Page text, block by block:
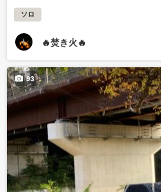
ソロ
🔥焚き火🔥
93